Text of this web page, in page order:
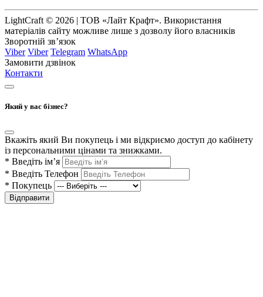
LightCraft © 2026 | ТОВ «Лайт Крафт». Використання
матеріалів сайту можливе лише з дозволу його власників
Зворотній зв’язок
Viber Viber Telegram WhatsApp
Замовити дзвінок
Контакти
Який у вас бізнес?
Вкажіть який Ви покупець і ми відкриємо доступ до кабінету
із персональними цінами та знижками.
* Введіть ім’я
* Введіть Телефон
* Покупець
Відправити